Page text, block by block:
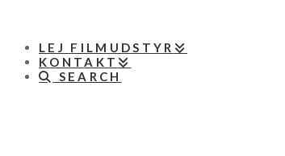
LEJ FILMUDSTYR
KONTAKT
SEARCH